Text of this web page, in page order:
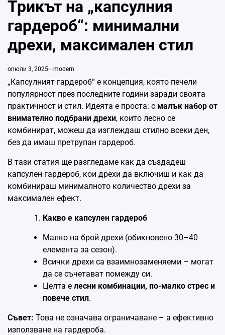
Трикът на „капсулния
гардероб“: минимални
дрехи, максимален стил
onюли 3, 2025 modern
„Капсулният гардероб“ е концепция, която печели
популярност през последните години заради своята
практичност и стил. Идеята е проста: с малък набор от
внимателно подбрани дрехи, които лесно се
комбинират, можеш да изглеждаш стилно всеки ден,
без да имаш претрупан гардероб.
В тази статия ще разгледаме как да създадеш
капсулен гардероб, кои дрехи да включиш и как да
комбинираш минималното количество дрехи за
максимален ефект.
Какво е капсулен гардероб
Малко на брой дрехи (обикновено 30–40
елемента за сезон).
Всички дрехи са взаимнозаменяеми – могат
да се съчетават помежду си.
Целта е лесни комбинации, по-малко стрес и
повече стил.
Съвет: Това не означава ограничаване – а ефективно
използване на гардероба.